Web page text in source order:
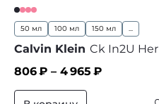
50 мл 100 мл 150 мл ...
Calvin Klein Ck In2U Her
806₽ – 4 965 ₽